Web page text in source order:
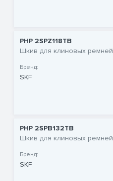
PHP 2SPZ118TB
Шкив для клиновых ремней
Бренд:
SKF
PHP 2SPB132TB
Шкив для клиновых ремней
Бренд:
SKF